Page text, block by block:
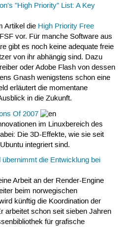
"High Priority" List: A Key
Artikel die High Priority Free
vor. Für manche Software aus
gibt es noch keine adequate freie
von ihr abhängig sind. Dazu
oder Adobe Flash von dessen
Gnash wenigstens schon eine
erläutert die momentane
in die Zukunft.
Of 2007
im Linuxbereich des
Die 3D-Effekte, wie sie seit
integriert sind.
die Entwicklung bei
Arbeit an der Render-Engine
beim norwegischen
künftig die Koordination der
arbeitet schon seit sieben Jahren
für grafische